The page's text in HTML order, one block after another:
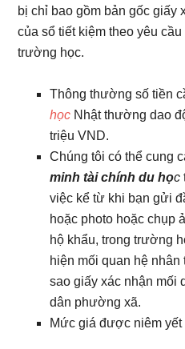
bị chỉ bao gồm bản gốc giấy
của sổ tiết kiệm theo yêu
trường học.
Thông thường số tiền
học Nhật thường dao
triệu VND.
Chúng tôi có thể cung
minh tài chính du học
việc kể từ khi bạn gửi
hoặc photo hoặc chụp
hộ khẩu, trong trường
hiện mối quan hệ nhân
sao giấy xác nhận mối
dân phường xã.
Mức giá được niêm yết